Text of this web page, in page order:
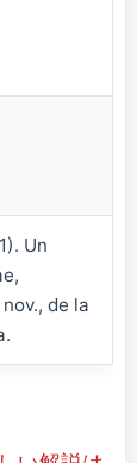
Un
de la